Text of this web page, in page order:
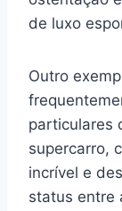
de luxo
Outro
particulares
supercarro,
incrível e
status entre